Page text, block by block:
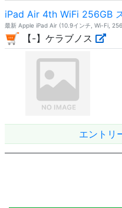
iPad Air 4th WiFi 256GB
最新 Apple iPad Air (10.9インチ, Wi-Fi,
【-】ケラブノス
エントリ